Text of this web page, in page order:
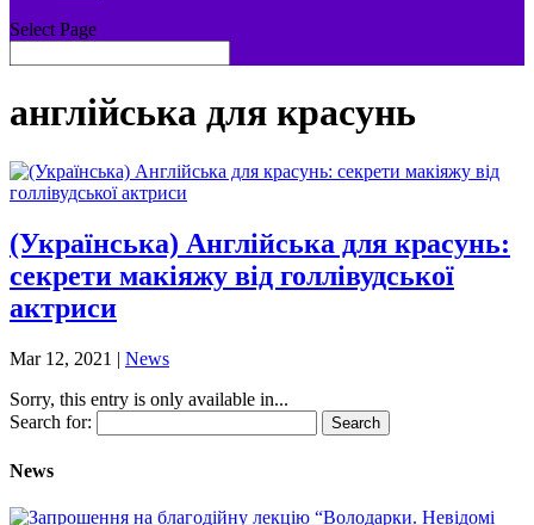
Select Page
англійська для красунь
(Українська) Англійська для красунь:
секрети макіяжу від голлівудської
актриси
Mar 12, 2021 | News
Sorry, this entry is only available in...
Search for:
News